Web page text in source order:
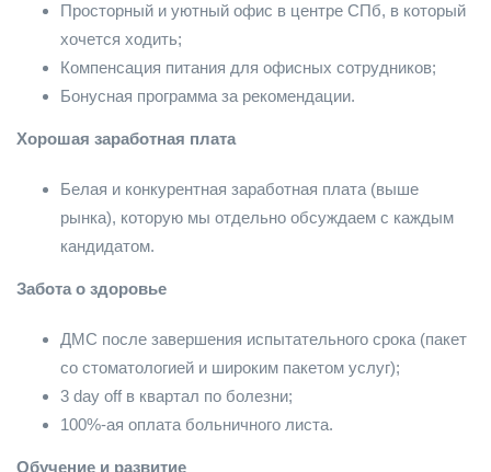
Просторный и уютный офис в центре СПб, в который
хочется ходить;
Компенсация питания для офисных сотрудников;
Бонусная программа за рекомендации.
Хорошая заработная плата
Белая и конкурентная заработная плата (выше
рынка), которую мы отдельно обсуждаем с каждым
кандидатом.
Забота о здоровье
ДМС после завершения испытательного срока (пакет
со стоматологией и широким пакетом услуг);
3 day off в квартал по болезни;
100%-ая оплата больничного листа.
Обучение и развитие